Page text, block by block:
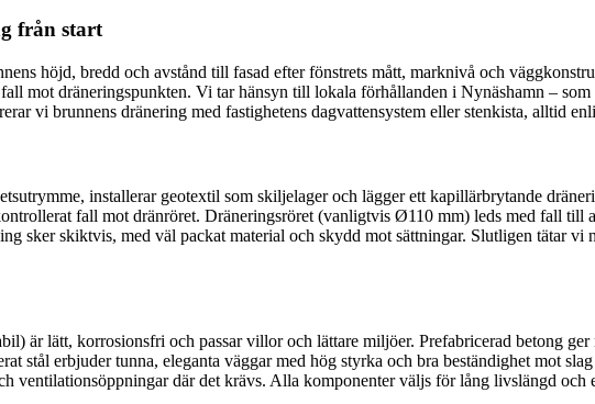
från start
höjd, bredd och avstånd till fasad efter fönstrets mått, marknivå och
mot dräneringspunkten. Vi tar hänsyn till lokala förhållanden i Nynäshamn –
vi brunnens dränering med fastighetens dagvattensystem eller stenkista, alltid
installerar geotextil som skiljelager och lägger ett kapillärbrytande
fall mot dränröret. Dräneringsröret (vanligtvis Ø110 mm) leds med fall till
sker skiktvis, med väl packat material och skydd mot sättningar. Slutligen tätar vi
är lätt, korrosionsfri och passar villor och lättare miljöer. Prefabricerad betong
stål erbjuder tunna, eleganta väggar med hög styrka och bra beständighet mot
ventilationsöppningar där det krävs. Alla komponenter väljs för lång livslängd och